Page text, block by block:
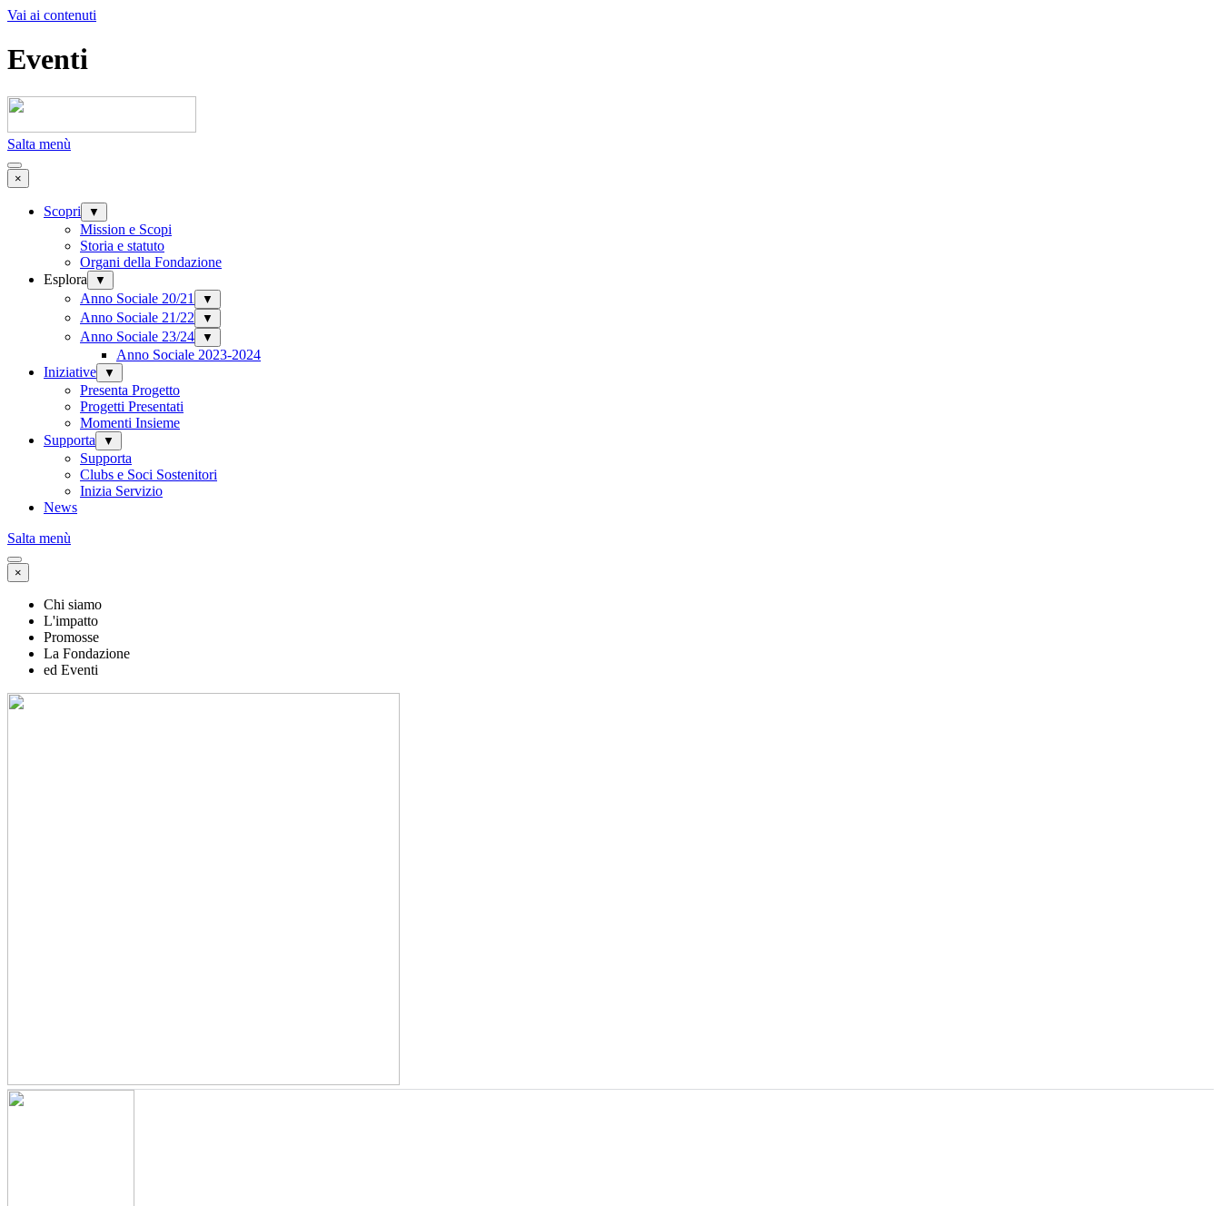
Vai ai contenuti
Eventi
Salta menù
×
Scopri ▼
Mission e Scopi
Storia e statuto
Organi della Fondazione
Esplora
▼
Anno Sociale 20/21 ▼
Anno Sociale 21/22 ▼
Anno Sociale 23/24 ▼
Anno Sociale 2023-2024
Iniziative
▼
Presenta Progetto
Progetti Presentati
Momenti Insieme
Supporta
▼
Supporta
Clubs e Soci Sostenitori
Inizia Servizio
News
Salta menù
×
Chi siamo
L'impatto
Promosse
La Fondazione
ed Eventi